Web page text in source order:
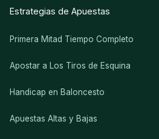
Estrategias de Apuestas
Primera Mitad Tiempo Completo
Apostar a Los Tiros de Esquina
Handicap en Baloncesto
Apuestas Altas y Bajas